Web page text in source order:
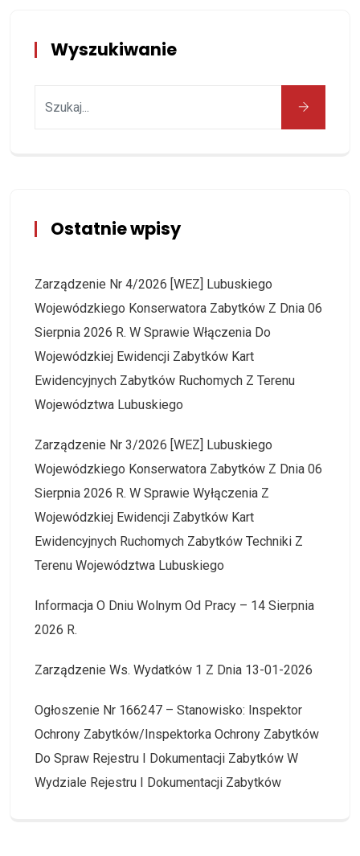
Wyszukiwanie
Ostatnie wpisy
Zarządzenie Nr 4/2026 [WEZ] Lubuskiego
Wojewódzkiego Konserwatora Zabytków Z Dnia 06
Sierpnia 2026 R. W Sprawie Włączenia Do
Wojewódzkiej Ewidencji Zabytków Kart
Ewidencyjnych Zabytków Ruchomych Z Terenu
Województwa Lubuskiego
Zarządzenie Nr 3/2026 [WEZ] Lubuskiego
Wojewódzkiego Konserwatora Zabytków Z Dnia 06
Sierpnia 2026 R. W Sprawie Wyłączenia Z
Wojewódzkiej Ewidencji Zabytków Kart
Ewidencyjnych Ruchomych Zabytków Techniki Z
Terenu Województwa Lubuskiego
Informacja O Dniu Wolnym Od Pracy – 14 Sierpnia
2026 R.
Zarządzenie Ws. Wydatków 1 Z Dnia 13-01-2026
Ogłoszenie Nr 166247 – Stanowisko: Inspektor
Ochrony Zabytków/Inspektorka Ochrony Zabytków
Do Spraw Rejestru I Dokumentacji Zabytków W
Wydziale Rejestru I Dokumentacji Zabytków